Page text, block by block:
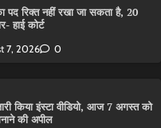
पद रिक्त नहीं रखा जा सकता है, 20
हाई कोर्ट
7, 2026 0
किया इंस्टा वीडियो, आज 7 अगस्त को
की अपील